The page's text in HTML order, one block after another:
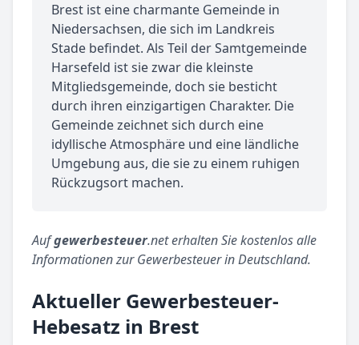
Brest ist eine charmante Gemeinde in
Niedersachsen, die sich im Landkreis
Stade befindet. Als Teil der Samtgemeinde
Harsefeld ist sie zwar die kleinste
Mitgliedsgemeinde, doch sie besticht
durch ihren einzigartigen Charakter. Die
Gemeinde zeichnet sich durch eine
idyllische Atmosphäre und eine ländliche
Umgebung aus, die sie zu einem ruhigen
Rückzugsort machen.
Aufgewerbesteuer.net erhalten Sie kostenlos alle
Informationen zur Gewerbesteuer in Deutschland.
Aktueller Gewerbesteuer-
Hebesatz in Brest